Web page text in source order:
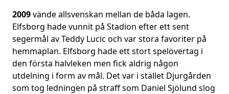
2009vände allsvenskan mellan de båda lagen.
Elfsborg hade vunnit på Stadion efter ett sent
segermål av Teddy Lucic och var stora favoriter på
hemmaplan. Elfsborg hade ett stort spelövertag i
den första halvleken men fick aldrig någon
utdelning i form av mål. Det var i stället Djurgården
som tog ledningen på straff som Daniel Sjölund slog